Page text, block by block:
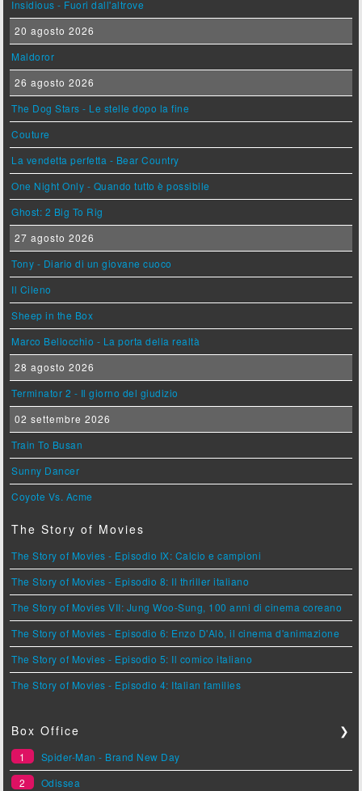
Insidious - Fuori dall'altrove
20 agosto 2026
Maldoror
26 agosto 2026
The Dog Stars - Le stelle dopo la fine
Couture
La vendetta perfetta - Bear Country
One Night Only - Quando tutto è possibile
Ghost: 2 Big To Rig
27 agosto 2026
Tony - Diario di un giovane cuoco
Il Cileno
Sheep in the Box
Marco Bellocchio - La porta della realtà
28 agosto 2026
Terminator 2 - Il giorno del giudizio
02 settembre 2026
Train To Busan
Sunny Dancer
Coyote Vs. Acme
The Story of Movies
The Story of Movies - Episodio IX: Calcio e campioni
The Story of Movies - Episodio 8: Il thriller italiano
The Story of Movies VII: Jung Woo-Sung, 100 anni di cinema coreano
The Story of Movies - Episodio 6: Enzo D'Alò, il cinema d'animazione
The Story of Movies - Episodio 5: Il comico italiano
The Story of Movies - Episodio 4: Italian families
Box Office ❯
1
Spider-Man - Brand New Day
2
Odissea